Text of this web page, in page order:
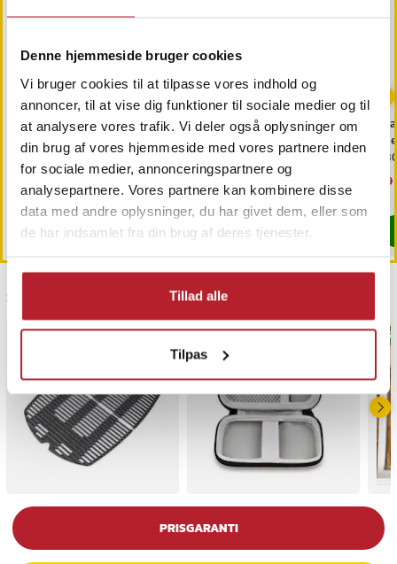
Denne hjemmeside bruger cookies
Vi bruger cookies til at tilpasse vores indhold og
annoncer, til at vise dig funktioner til sociale medier og til
at analysere vores trafik. Vi deler også oplysninger om
din brug af vores hjemmeside med vores partnere inden
for sociale medier, annonceringspartnere og
analysepartnere. Vores partnere kan kombinere disse
data med andre oplysninger, du har givet dem, eller som
de har indsamlet fra din brug af deres tjenester.
Tillad alle
Tilpas
Kornblomst
19 kr.
Findes på lager, Leveres i løbet af 1-2 hverdage
Køb
Universal Brændstoffilter
6,5mm/8mm 10-pak
Pris :89 kr.
89 kr.
Findes på lager, Leveres i løbet af 1-2
Køb
Sidst besøgt
PRISGARANTI